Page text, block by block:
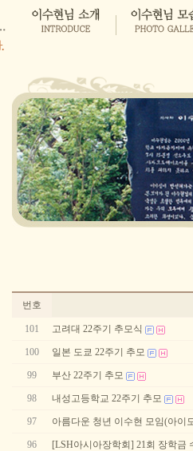
번호
101 고려대 22주기 추모식
100 일본 도쿄 22주기 추모
99 부산 22주기 추모
98 내성고등학교 22주기 추모
97 아름다운 청년 이수현 모임(아이
96 [LSH아시아장학회] 21회 장학금